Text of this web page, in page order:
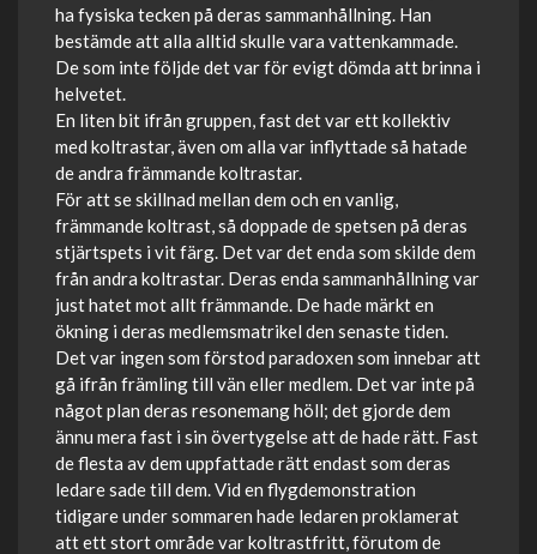
ha fysiska tecken på deras sammanhållning. Han
bestämde att alla alltid skulle vara vattenkammade.
De som inte följde det var för evigt dömda att brinna i
helvetet.
En liten bit ifrån gruppen, fast det var ett kollektiv
med koltrastar, även om alla var inflyttade så hatade
de andra främmande koltrastar.
För att se skillnad mellan dem och en vanlig,
främmande koltrast, så doppade de spetsen på deras
stjärtspets i vit färg. Det var det enda som skilde dem
från andra koltrastar. Deras enda sammanhållning var
just hatet mot allt främmande. De hade märkt en
ökning i deras medlemsmatrikel den senaste tiden.
Det var ingen som förstod paradoxen som innebar att
gå ifrån främling till vän eller medlem. Det var inte på
något plan deras resonemang höll; det gjorde dem
ännu mera fast i sin övertygelse att de hade rätt. Fast
de flesta av dem uppfattade rätt endast som deras
ledare sade till dem. Vid en flygdemonstration
tidigare under sommaren hade ledaren proklamerat
att ett stort område var koltrastfritt, förutom de